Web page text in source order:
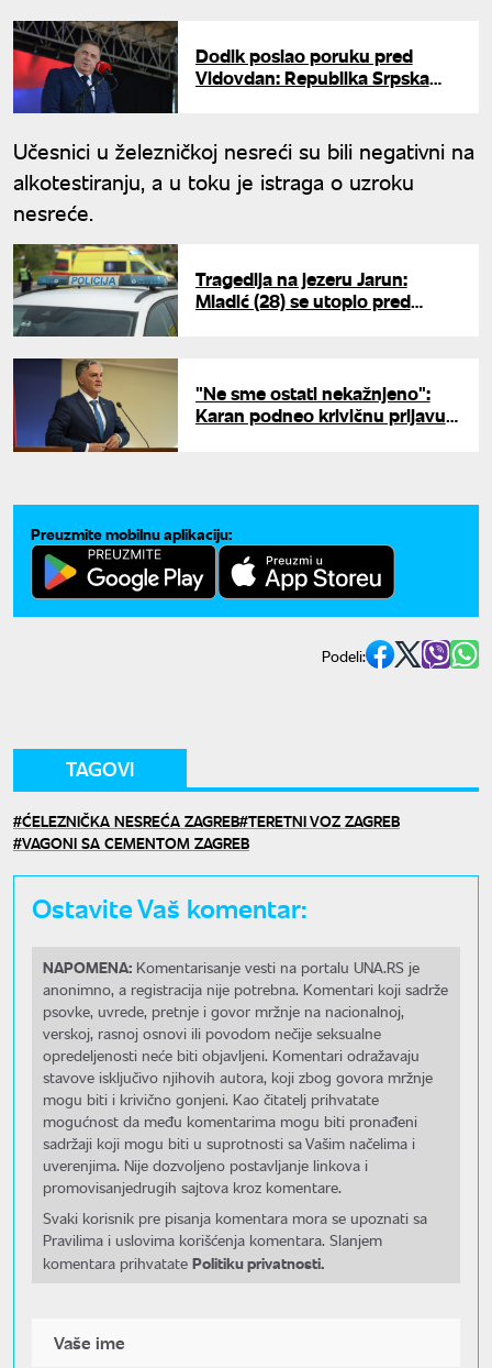
Dodik poslao poruku pred
Vidovdan: Republika Srpska
Učesnici u železničkoj nesreći su bili negativni na
alkotestiranju, a u toku je istraga o uzroku
nesreće.
Tragedija na jezeru Jarun:
Mladić (28) se utopio pred
"Ne sme ostati nekažnjeno":
Karan podneo krivičnu prijavu
Preuzmite mobilnu aplikaciju:
Podeli:
TAGOVI
ĆELEZNIČKA NESREĆA ZAGREB TERETNI VOZ ZAGREB
VAGONI SA CEMENTOM ZAGREB
Ostavite Vaš komentar:
NAPOMENA: Komentarisanje vesti na portalu UNA.RS je
anonimno, a registracija nije potrebna. Komentari koji sadrže
psovke, uvrede, pretnje i govor mržnje na nacionalnoj,
verskoj, rasnoj osnovi ili povodom nečije seksualne
opredeljenosti neće biti objavljeni. Komentari odražavaju
stavove isključivo njihovih autora, koji zbog govora mržnje
mogu biti i krivično gonjeni. Kao čitatelj prihvatate
mogućnost da među komentarima mogu biti pronađeni
sadržaji koji mogu biti u suprotnosti sa Vašim načelima i
uverenjima. Nije dozvoljeno postavljanje linkova i
promovisanjedrugih sajtova kroz komentare.
Svaki korisnik pre pisanja komentara mora se upoznati sa
Pravilima i uslovima korišćenja komentara. Slanjem
komentara prihvatate Politiku privatnosti.